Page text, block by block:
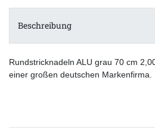
Beschreibung
Rundstricknadeln ALU grau 70 cm
einer großen deutschen Markenfirma.